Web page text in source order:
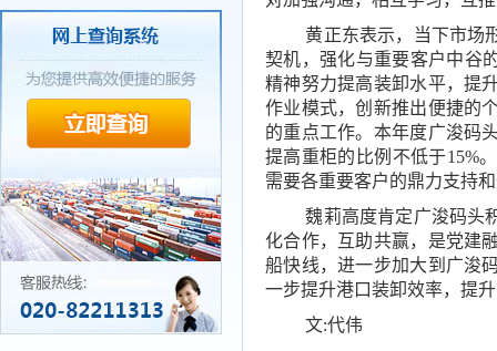
黄正东表示，
当下市场
契机， 强化与重要客户中谷
精神努力提高装卸水平，提
作业模式，创新推出便捷的
的重点工作。本年度广浚码
提高重柜的比例 不低于15%
需要各重要客户的鼎力支持
魏莉高度肯定广浚码头
化合作，互助共赢，是党建
船快线，进一步加大到广浚
一步提升港口装卸效率，提
文:代伟